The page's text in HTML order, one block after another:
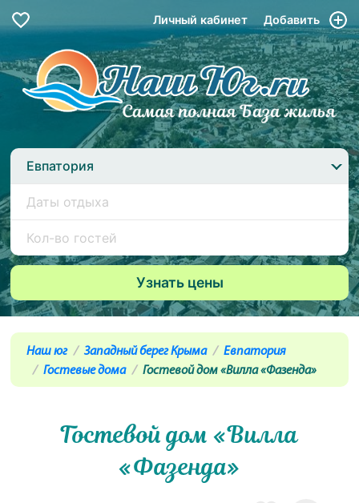
Личный кабинет Добавить
Евпатория
Наш юг Западный берег Крыма
Евпатория
Гостевые дома
Гостевой дом «Вилла «Фазенда»
Гостевой дом «Вилла
«Фазенда»